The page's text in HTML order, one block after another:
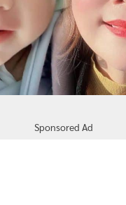
Sponsored Ad